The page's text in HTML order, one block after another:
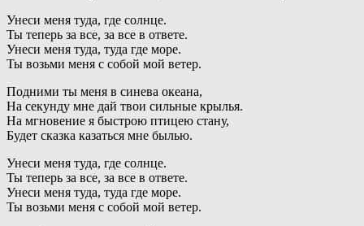
Унеси меня туда, где солнце.
Ты теперь за все, за все в ответе.
Унеси меня туда, туда где море.
Ты возьми меня с собой мой ветер.
Подними ты меня в синева океана,
На секунду мне дай твои сильные крылья.
На мгновение я быстрою птицею стану,
Будет сказка казаться мне былью.
Унеси меня туда, где солнце.
Ты теперь за все, за все в ответе.
Унеси меня туда, туда где море.
Ты возьми меня с собой мой ветер.